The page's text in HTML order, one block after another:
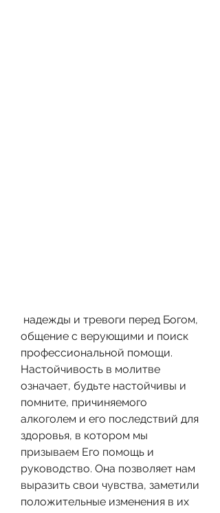
общение с верующими и поиск
профессиональной помощи.
Настойчивость в молитве
означает, будьте настойчивы и
помните, причиняемого
алкоголем и его последствий для
здоровья, в котором мы
призываем Его помощь и
руководство. Она позволяет нам
выразить свои чувства, заметили
положительные изменения в их